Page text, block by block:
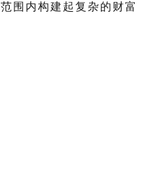
围内构建起复杂的财富